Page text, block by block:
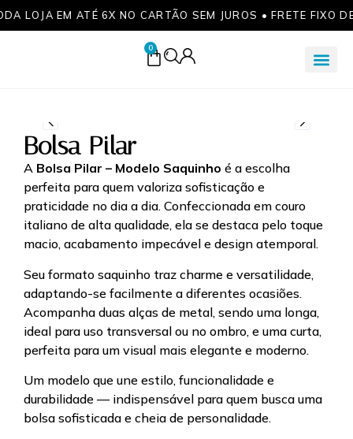
LOJA EM ATÉ 6X NO CARTÃO SEM JUROS • FRETE FIXO
0
Bolsa Pilar
A Bolsa Pilar – Modelo Saquinho é a escolha
perfeita para quem valoriza sofisticação e
praticidade no dia a dia. Confeccionada em couro
italiano de alta qualidade, ela se destaca pelo toque
macio, acabamento impecável e design atemporal.
Seu formato saquinho traz charme e versatilidade,
adaptando-se facilmente a diferentes ocasiões.
Acompanha duas alças de metal, sendo uma longa,
ideal para uso transversal ou no ombro, e uma curta,
perfeita para um visual mais elegante e moderno.
Um modelo que une estilo, funcionalidade e
durabilidade — indispensável para quem busca uma
bolsa sofisticada e cheia de personalidade.